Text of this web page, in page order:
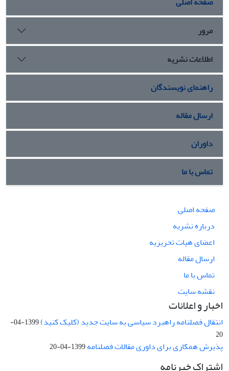
مرور
اطلاعات نشریه
راهنمای نویسندگان
ارسال مقاله
داوران
تماس با ما
صفحه اصلی
درباره نشریه
اعضای هیات تحریریه
ارسال مقاله
تماس با ما
نقشه سایت
اخبار و اعلانات
انتقال فصلنامه راهبرد سیاسی به سایت جدید (کلیک کنید)
1399-04-
20
پذیرش همکاری برای داوری مقالات فصلنامه1399-04-20
اشتراک خبرنامه